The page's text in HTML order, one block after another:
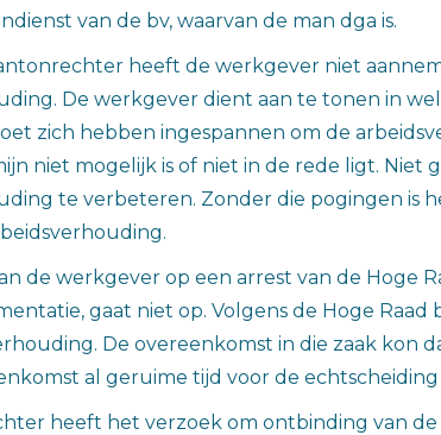
van de bv, waarvan de man dga is.
heeft de werkgever niet
De werkgever dient aan te tonen in
zich hebben ingespannen om de
niet mogelijk is of niet in de rede ligt.
te verbeteren. Zonder die pogingen is
de werkgever op een arrest van de Hoge
gaat niet op. Volgens de Hoge
De overeenkomst in die zaak kon
al geruime tijd voor de
heeft het verzoek om ontbinding van